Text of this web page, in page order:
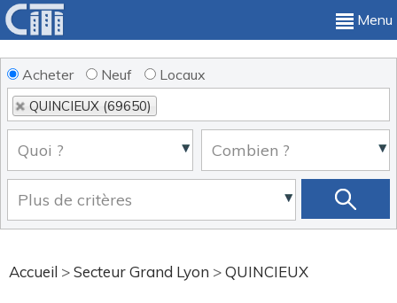
Menu
Acheter Neuf Locaux
QUINCIEUX (69650)
Accueil >Secteur Grand Lyon >QUINCIEUX